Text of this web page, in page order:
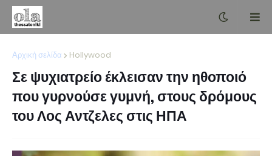
Αρχική σελίδα Hollywood
Σε ψυχιατρείο έκλεισαν την ηθοποιό
που γυρνούσε γυμνή, στους δρόμους
του Λος Αντζελες στις ΗΠΑ